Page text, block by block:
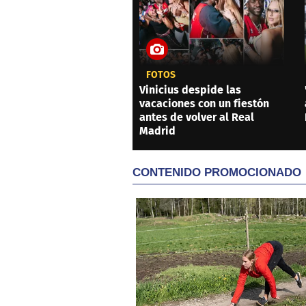
FOTOS
Vinicius despide las
vacaciones con un fiestón
antes de volver al Real
Madrid